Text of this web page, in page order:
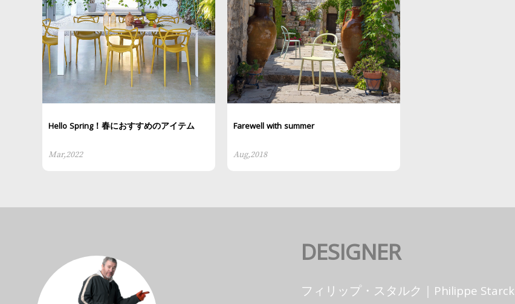
Hello Spring！春におすすめのアイテム
Mar,2022
Farewell with summer
Aug,2018
DESIGNER
フィリップ・スタルク｜Philippe Starck